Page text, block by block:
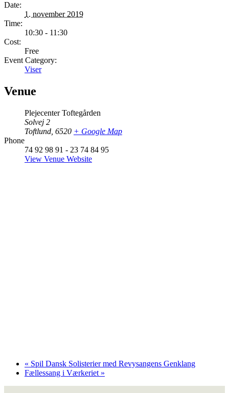
Date:
1. november 2019
Time:
10:30 - 11:30
Cost:
Free
Event Category:
Viser
Venue
Plejecenter Toftegården
Solvej 2
Toftlund 6520 + Google Map
Phone
74 92 98 91 - 23 74 84 95
View Venue Website
« Spil Dansk Solisterier med Revysangens Genklang
Fællessang i Værkeriet »